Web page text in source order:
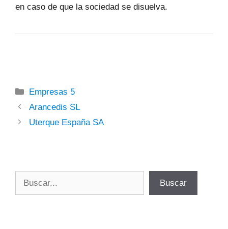
en caso de que la sociedad se disuelva.
Categorías
Empresas 5
Arancedis SL
Uterque España SA
Buscar